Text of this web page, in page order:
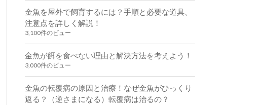
金魚を屋外で飼育するには？手順と必要な道具、
注意点を詳しく解説！
3,100件のビュー
金魚が餌を食べない理由と解決方法を考えよう！
3,000件のビュー
金魚の転覆病の原因と治療！なぜ金魚がひっくり
返る？（逆さまになる）転覆病は治るの？